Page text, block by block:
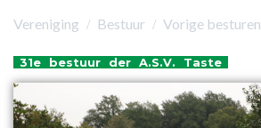
Vereniging Bestuur Vorige besturen
31e bestuur der A.S.V. Taste